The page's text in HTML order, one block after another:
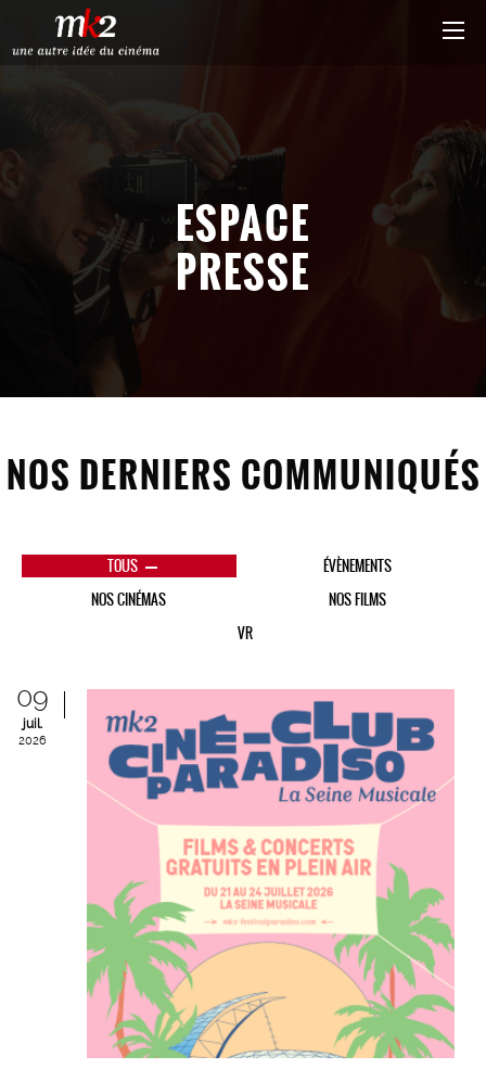
ESPACE
PRESSE
NOS DERNIERS COMMUNIQUÉS
TOUS
ÉVÈNEMENTS
NOS CINÉMAS
NOS FILMS
VR
09
juil.
2026